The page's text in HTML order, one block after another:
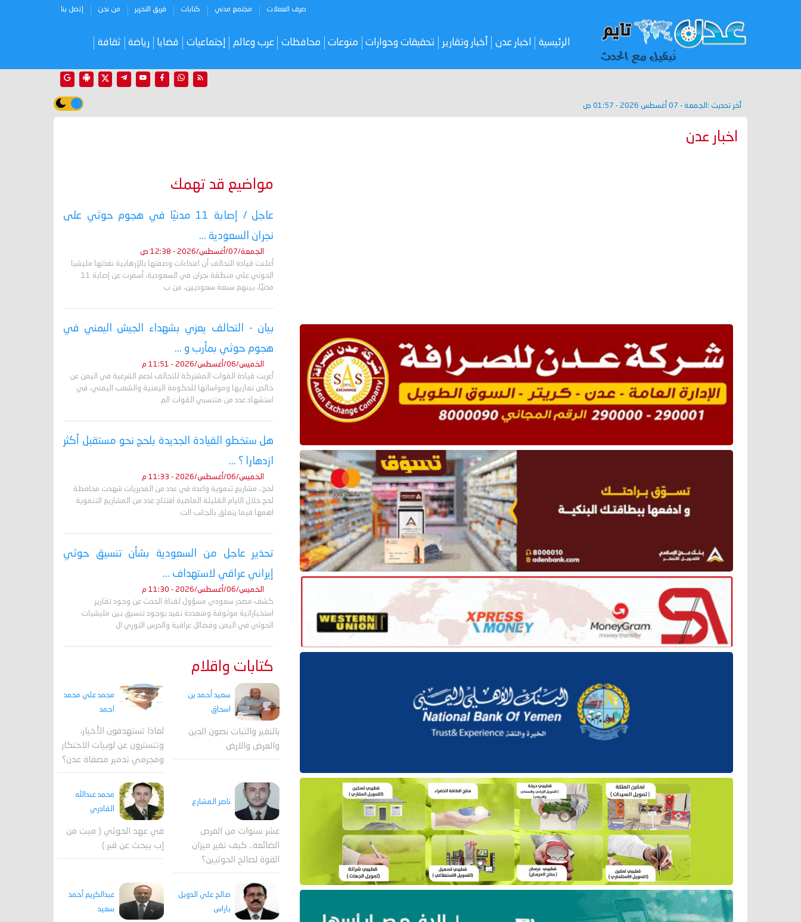
صرف العملات مجتمع مدني كتابات فريق التحرير من نحن إتصل بنا
الرئيسية اخبار عدن أخبار وتقارير تحقيقات وحوارات منوعات محافظات عرب وعالم إجتماعيات قضايا رياضة ثقافة
آخر تحديث : الجمعة - 07 أغسطس 2026 - 01:57 ص
اخبار عدن
مواضيع قد تهمك
عاجل / إصابة 11 مدنيًا في هجوم حوثي على
نجران السعودية ...
الجمعة/07/أغسطس/2026 - 12:38 ص
أعلنت قيادة التحالف أن اعتداءات وصفتها بالإرهابية نفذتها مليشيا
الحوثي على منطقة نجران في السعودية، أسفرت عن إصابة 11
مدنيًا، بينهم سبعة سعوديين، من ب
بيان - التحالف يعزي بشهداء الجيش اليمني في
هجوم حوثي بمأرب و ...
الخميس/06/أغسطس/2026 - 11:51 م
أعربت قيادة القوات المشتركة للتحالف لدعم الشرعية في اليمن عن
خالص تعازيها ومواساتها للحكومة اليمنية والشعب اليمني، في
استشهاد عدد من منتسبي القوات الم
هل ستخطو القيادة الجديدة بلحج نحو مستقبل أكثر
ازدهارا ؟ ...
الخميس/06/أغسطس/2026 - 11:33 م
لحج.. مشاريع تنموية واعدة في عدد من المديريات شهدت محافظة
لحج خلال الايام القليلة الماضية افتتاح عدد من المشاريع التنموية
اهمها فيما يتعلق بالجانب الت
تحذير عاجل من السعودية بشأن تنسيق حوثي
إيراني عراقي لاستهداف ...
الخميس/06/أغسطس/2026 - 11:30 م
كشف مصدر سعودي مسؤول لقناة الحدث عن وجود تقارير
استخباراتية موثوقة ومتعددة تفيد بوجود تنسيق بين مليشيات
الحوثي في اليمن وفصائل عراقية والحرس الثوري ال
كتابات واقلام
سعيد أحمد بن
اسحاق
بالنفير والثبات نصون الدين
والعرض والارض
محمد علي محمد
احمد
لماذا تستهدفون الأخيار،
وتتسترون عن لوبيات الاحتكار
ومجرمي تدمير مصفاة عدن؟
ناصر المشارع
عشر سنوات من الفرص
الضائعة.. كيف تغير ميزان
القوة لصالح الحوثيين؟
محمد عبدالله
القادري
في عهد الحوثي ( ميت من
إب يبحث عن قبر )
صالح علي الدويل
باراس
عبدالكريم أحمد
سعيد